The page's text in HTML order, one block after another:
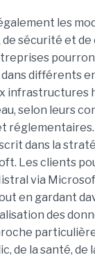
les
de sécurité et
différents
infrastructures
selon leurs
dans la
Les clients
via
en gardant
des
de la santé, de